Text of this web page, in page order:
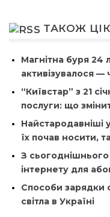
ТАКОЖ
Магнітна буря 24
активізувалося —
“Київстар” з 21
послуги: що
Найстародавніші
їх почав носити,
З
інтернету для
Способи зарядки
світла в Україні